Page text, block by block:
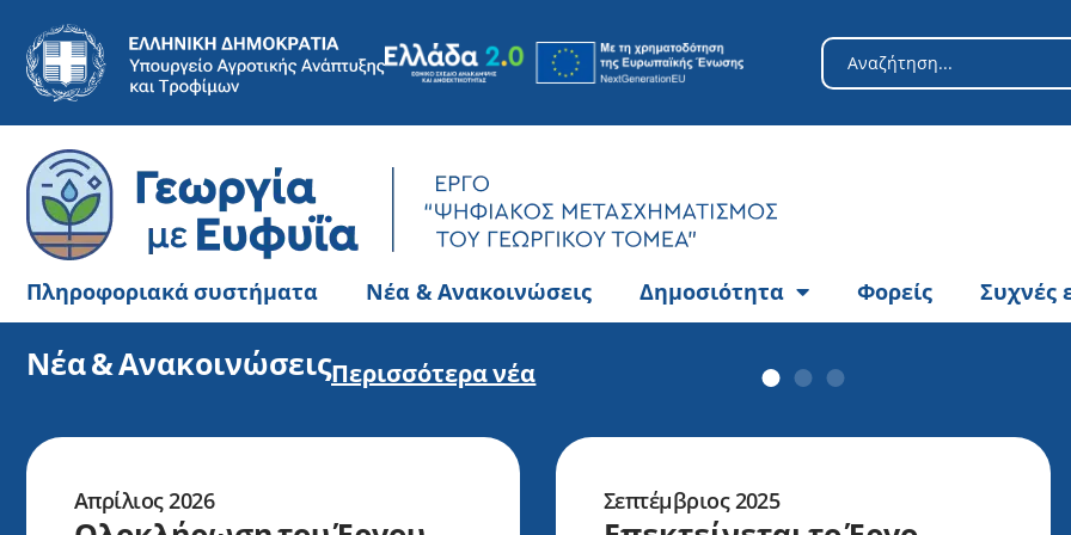
Search
for:
Πληροφοριακά συστήματα Νέα & Ανακοινώσεις Δημοσιότητα Φορείς Συχνές
Νέα & ΑνακοινώσειςΠερισσότερα νέα
Απρίλιος 2026 Σεπτέμβριος 2025